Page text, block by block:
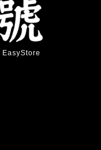
EasyStore